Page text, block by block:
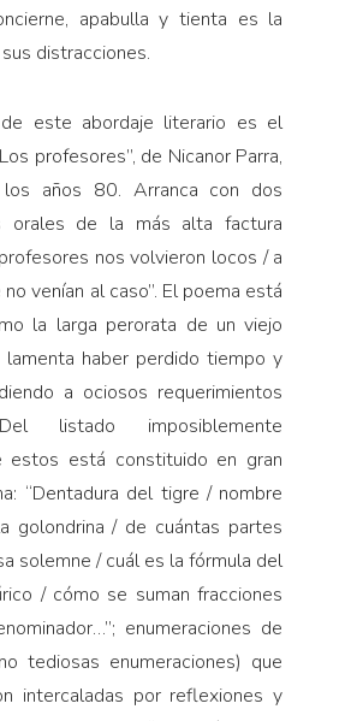
apabulla y tienta es la
distracciones.
este abordaje literario es el
profesores”, de Nicanor Parra,
los años 80. Arranca con dos
orales de la más alta factura
nos volvieron locos / a
venían al caso”. El poema está
la larga perorata de un viejo
lamenta haber perdido tiempo y
a ociosos requerimientos
listado imposiblemente
estos está constituido en gran
“Dentadura del tigre / nombre
golondrina / de cuántas partes
solemne / cuál es la fórmula del
/ cómo se suman fracciones
enumeraciones de
tediosas enumeraciones) que
intercaladas por reflexiones y